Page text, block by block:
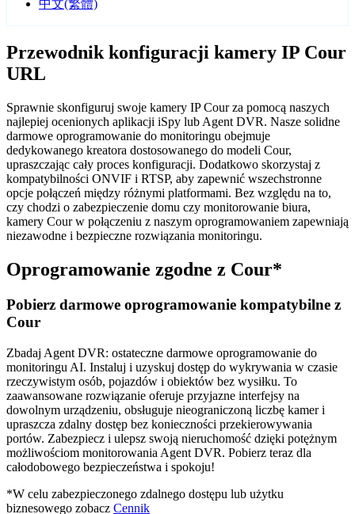
中文(繁體)
Przewodnik konfiguracji kamery IP Cour
URL
Sprawnie skonfiguruj swoje kamery IP Cour za pomocą naszych
najlepiej ocenionych aplikacji iSpy lub Agent DVR. Nasze solidne
darmowe oprogramowanie do monitoringu obejmuje
dedykowanego kreatora dostosowanego do modeli Cour,
upraszczając cały proces konfiguracji. Dodatkowo skorzystaj z
kompatybilności ONVIF i RTSP, aby zapewnić wszechstronne
opcje połączeń między różnymi platformami. Bez względu na to,
czy chodzi o zabezpieczenie domu czy monitorowanie biura,
kamery Cour w połączeniu z naszym oprogramowaniem zapewniają
niezawodne i bezpieczne rozwiązania monitoringu.
Oprogramowanie zgodne z Cour*
Pobierz darmowe oprogramowanie kompatybilne z
Cour
Zbadaj Agent DVR: ostateczne darmowe oprogramowanie do
monitoringu AI. Instaluj i uzyskuj dostęp do wykrywania w czasie
rzeczywistym osób, pojazdów i obiektów bez wysiłku. To
zaawansowane rozwiązanie oferuje przyjazne interfejsy na
dowolnym urządzeniu, obsługuje nieograniczoną liczbę kamer i
upraszcza zdalny dostęp bez konieczności przekierowywania
portów. Zabezpiecz i ulepsz swoją nieruchomość dzięki potężnym
możliwościom monitorowania Agent DVR. Pobierz teraz dla
całodobowego bezpieczeństwa i spokoju!
*W celu zabezpieczonego zdalnego dostępu lub użytku
biznesowego zobacz Cennik